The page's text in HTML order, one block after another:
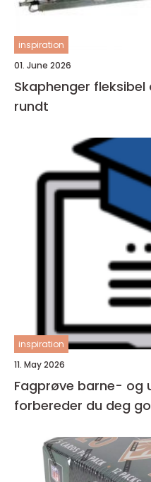
inspiration
01. June 2026
Skaphenger fleksibel og trygg transport året
rundt
inspiration
11. May 2026
Fagprøve barne- og
forbereder du deg